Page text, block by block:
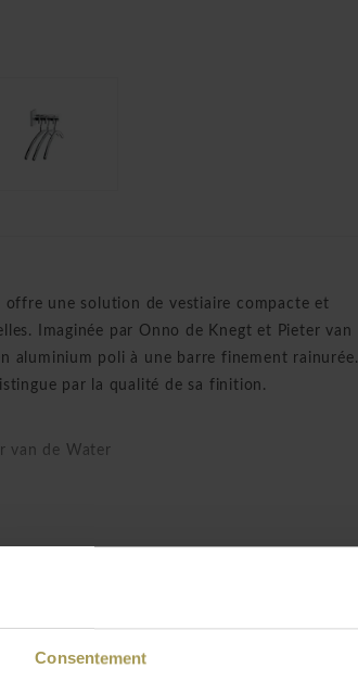
Consentement
offre une solution de vestiaire compacte et
Imaginée par Onno de Knegt et Pieter van
aluminium poli à une barre finement rainurée.
par la qualité de sa finition.
van de Water
Award